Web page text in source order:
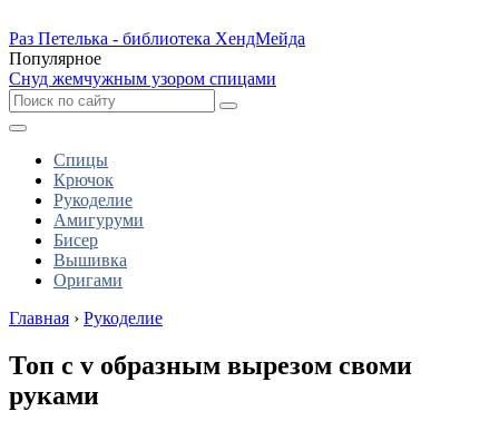
Раз Петелька - библиотека ХендМейда
Популярное
Снуд жемчужным узором спицами
Спицы
Крючок
Рукоделие
Амигуруми
Бисер
Вышивка
Оригами
Главная › Рукоделие
Топ с v образным вырезом своми
руками